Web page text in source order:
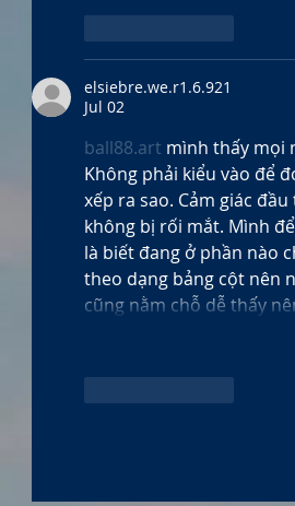
elsiebre.we.r1.6.921
Jul 02
ball88.art mình thấy mọi
Không phải kiểu vào để
xếp ra sao. Cảm giác
không bị rối mắt. Mình
là biết đang ở phần nào
theo dạng bảng cột nên
cũng nằm chỗ dễ thấy